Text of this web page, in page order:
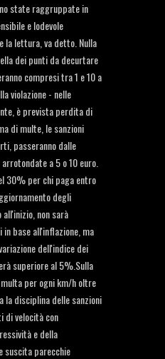
state raggruppate in
e lodevole
la lettura, va detto. Nulla
dei punti da decurtare
compresi tra 1 e 10 a
violazione - nelle
è prevista perdita di
di multe, le sanzioni
passeranno dalle
a 5 o 10 euro.
30% per chi paga entro
degli
non sarà
in base all'inflazione, ma
dell'indice dei
superiore al 5%.Sulla
per ogni km/h oltre
disciplina delle sanzioni
di velocità con
e della
suscita parecchie